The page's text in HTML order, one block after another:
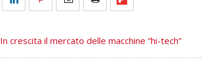
In crescita il mercato delle macchine “hi-tech”